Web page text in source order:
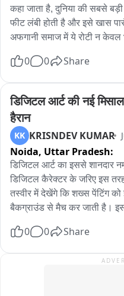
कहा जाता है, दुनिया की सबसे बड़ी
फीट लंबी होती है और इसे खास
अफगानी समाज में ये रोटी न केवल
में ये रोटी लोगों का विशेष आकर्षण
ये दुनिया की सबसे बड़ी रोटी है
0 0 Share
डिजिटल आर्ट की नई
हैरान
KK KRISNDEV KUMAR
Noida, Uttar Pradesh:
डिजिटल आर्ट का इससे शानदार
डिजिटल कैरेक्टर के जरिए इस
तस्वीर में देखेंगे कि शख्स पेंटिंग को
बैकग्राउंड से मैच कर जाती है।
देखी है क्या?
बेजोड़ क्रिएटिविटी पहले देखी है
0 0 Share